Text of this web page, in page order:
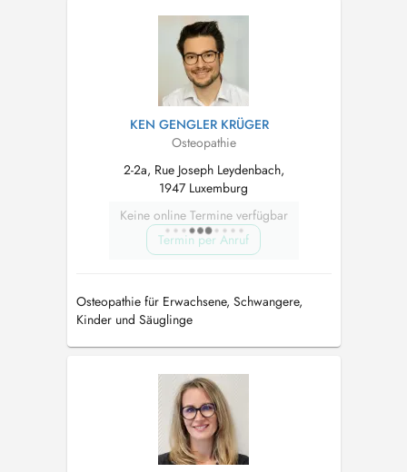
Urgences : Me contacter par SMS au +352 621
KEN GENGLER KRÜGER
Osteopathie
2-2a, Rue Joseph Leydenbach,
1947 Luxemburg
Keine online Termine verfügbar
Termin per Anruf
Osteopathie für Erwachsene, Schwangere,
Kinder und Säuglinge